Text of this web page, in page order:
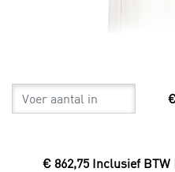
€ 862,75 Inclusief BTW